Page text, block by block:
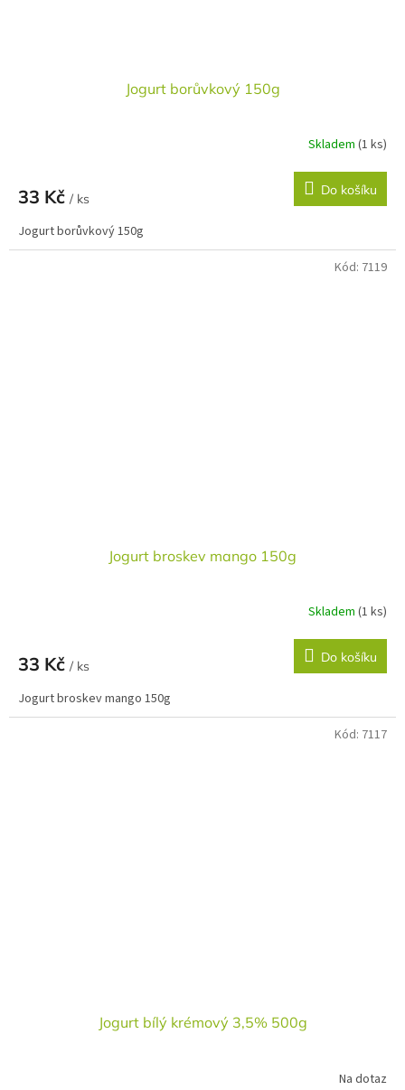
Jogurt borůvkový 150g
Skladem (1 ks)
33 Kč / ks
Do košíku
Jogurt borůvkový 150g
Jogurt broskev mango 150g
Skladem (1 ks)
33 Kč / ks
Do košíku
Jogurt broskev mango 150g
Kód: 7119
Jogurt bílý krémový 3,5% 500g
Na dotaz
Kód: 7117